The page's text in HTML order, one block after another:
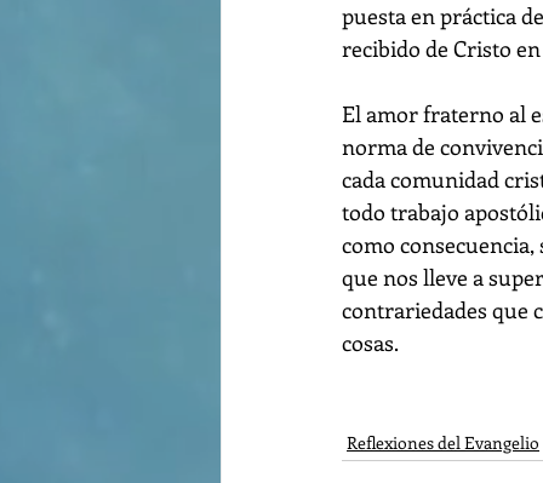
puesta en práctica
recibido de Cristo
El amor fraterno al
norma de
cada comunidad
todo trabajo
como
que nos lleve a
contrariedades que
cosas.
Reflexiones del Evangelio